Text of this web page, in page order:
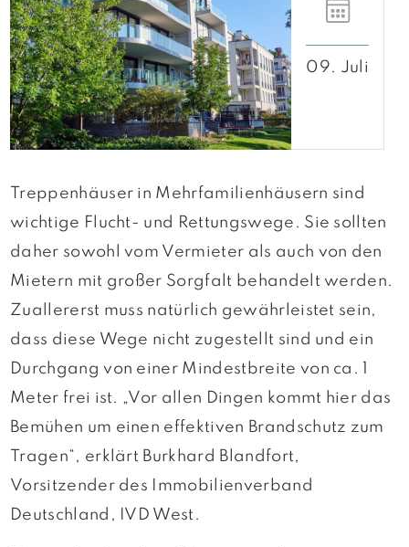
09. Juli
Treppenhäuser in Mehrfamilienhäusern sind
wichtige Flucht- und Rettungswege. Sie sollten
daher sowohl vom Vermieter als auch von den
Mietern mit großer Sorgfalt behandelt werden.
Zuallererst muss natürlich gewährleistet sein,
dass diese Wege nicht zugestellt sind und ein
Durchgang von einer Mindestbreite von ca. 1
Meter frei ist. „Vor allen Dingen kommt hier das
Bemühen um einen effektiven Brandschutz zum
Tragen“, erklärt Burkhard Blandfort,
Vorsitzender des Immobilienverband
Deutschland, IVD West.